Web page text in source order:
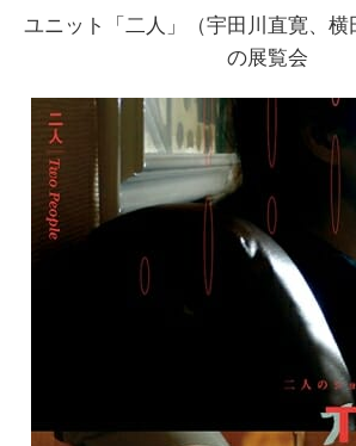
COLUMN
ユニット「二人」（宇田川直寛、横
の展覧会